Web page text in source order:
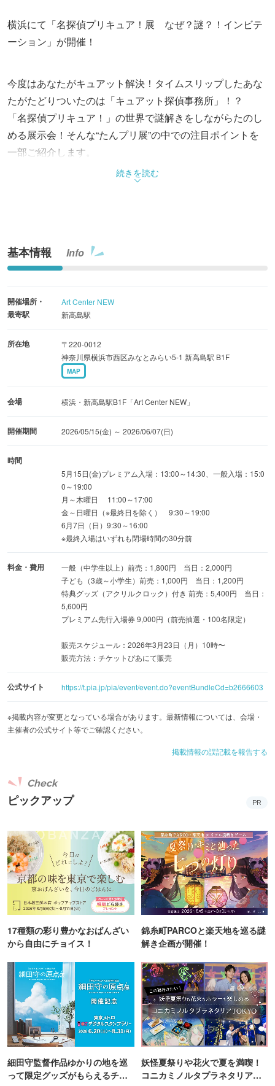
横浜にて「名探偵プリキュア！展 なぜ？謎？！インビテ
ーション」が開催！
今度はあなたがキュアット解決！タイムスリップしたあな
たがたどりついたのは「キュアット探偵事務所」！？
「名探偵プリキュア！」の世界で謎解きをしながらたのし
める展示会！そんな“たんプリ展”の中での注目ポイントを
一部ご紹介します。
注目ポイント①＜招待状は謎がいっぱい？名探偵プリキュ
なのかが分からない…。展示エリアをめぐって招待状の謎
をキュアット解決しよう！
※会場入口にて配ります。
注目ポイント②＜タイムスリップしたあなたがたどりつい
たのは「キュアット探偵事務所」！？＞
作中に登場するキュアット探偵事務所を再現！サンルーム
界を楽しんじゃおう！探偵事務所のなかにある「おとも妖
精占い」であなたにピッタリなおとも妖精を占えるコーナ
注目ポイント③＜まことみらい市を再現する街並みで謎解
作中に登場するショップや街並みを探索して、街のあちこ
ちに隠された招待状の謎を解きながら楽しもう！
【グッズ一部先行公開！】
名探偵プリキュア！展オリジナルグッズの一部商品画像を
先行公開！全ラインナップは後日解禁♪お楽しみに！
定番の「アクリルスタンド（各1,300円）」はキュアアンサ
カナ・シャドウ、ジェット先輩の全5種！
ース（各1,800円）」、「シャカシャカヘアパッチン（各
（3,800円）」、「ガーランド風タペストリー（各1,700
円）」、1999年を思い出すなつかしの「プリントシール風
ステッカー（各600円）」など盛りだくさん！
※内容の詳細は公式サイトをご確認ください。
続きを読む
基本情報 Info
開催場所・
最寄駅
Art Center NEW
新高島駅
所在地
〒220-0012
神奈川県横浜市西区みなとみらい5-1 新高島駅 B1F
MAP
会場 横浜・新高島駅B1F「Art Center NEW」
開催期間 2026/05/15(金) ～ 2026/06/07(日)
時間
5月15日(金)プレミアム入場：13:00～14:30、一般入場：15:0
0～19:00
月～木曜日 11:00～17:00
金～日曜日（※最終日を除く） 9:30～19:00
6月7日（日）9:30～16:00
※最終入場はいずれも閉場時間の30分前
料金・費用
一般（中学生以上）前売：1,800円 当日：2,000円
子ども（3歳～小学生）前売：1,000円 当日：1,200円
特典グッズ（アクリルクロック）付き 前売：5,400円 当日：
5,600円
プレミアム先行入場券 9,000円（前売抽選・100名限定）
販売スケジュール：2026年3月23日（月）10時〜
販売方法：チケットぴあにて販売
公式サイト https://t.pia.jp/pia/event/event.do?eventBundleCd=b2666603
※掲載内容が変更となっている場合があります。最新情報については、会場・
主催者の公式サイト等でご確認ください。
掲載情報の誤記載を報告する
ピックアップ
Check
PR
17種類の彩り豊かなおばんざい
から自由にチョイス！
錦糸町PARCOと楽天地を巡る謎
解き企画が開催！
細田守監督作品ゆかりの地を巡
って限定グッズがもらえるチャ
妖怪夏祭りや花火で夏を満喫！
コニカミノルタプラネタリア